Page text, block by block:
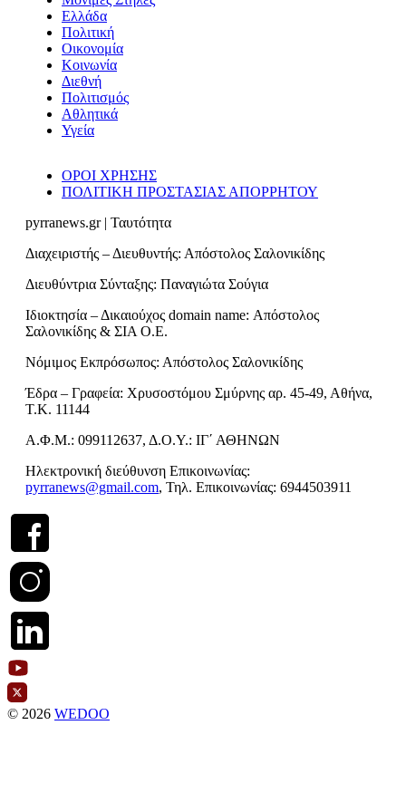
Ελλάδα
Πολιτική
Οικονομία
Κοινωνία
Διεθνή
Πολιτισμός
Αθλητικά
Υγεία
ΟΡΟΙ ΧΡΗΣΗΣ
ΠΟΛΙΤΙΚΗ ΠΡΟΣΤΑΣΙΑΣ ΑΠΟΡΡΗΤΟΥ
pyrranews.gr | Ταυτότητα
Διαχειριστής – Διευθυντής: Απόστολος Σαλονικίδης
Διευθύντρια Σύνταξης: Παναγιώτα Σούγια
Ιδιοκτησία – Δικαιούχος domain name: Απόστολος
Σαλονικίδης & ΣΙΑ Ο.Ε.
Νόμιμος Εκπρόσωπος: Απόστολος Σαλονικίδης
Έδρα – Γραφεία: Χρυσοστόμου Σμύρνης αρ. 45-49, Αθήνα,
Τ.Κ. 11144
Α.Φ.Μ.: 099112637, Δ.Ο.Υ.: ΙΓ΄ ΑΘΗΝΩΝ
Ηλεκτρονική διεύθυνση Επικοινωνίας:
pyrranews@gmail.com, Τηλ. Επικοινωνίας: 6944503911
© 2026 WEDOO